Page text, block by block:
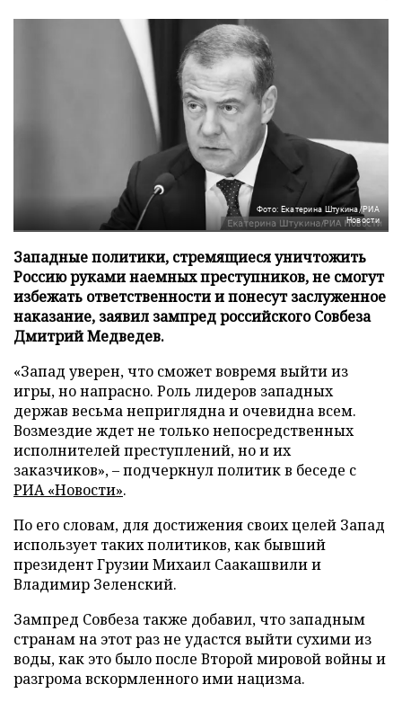
Фото: Екатерина Штукина/РИА
Новости
Западные политики, стремящиеся уничтожить
Россию руками наемных преступников, не смогут
избежать ответственности и понесут заслуженное
наказание, заявил зампред российского Совбеза
Дмитрий Медведев.
«Запад уверен, что сможет вовремя выйти из
игры, но напрасно. Роль лидеров западных
держав весьма неприглядна и очевидна всем.
Возмездие ждет не только непосредственных
исполнителей преступлений, но и их
заказчиков», – подчеркнул политик в беседе с
РИА «Новости».
По его словам, для достижения своих целей Запад
использует таких политиков, как бывший
президент Грузии Михаил Саакашвили и
Владимир Зеленский.
Зампред Совбеза также добавил, что западным
странам на этот раз не удастся выйти сухими из
воды, как это было после Второй мировой войны и
разгрома вскормленного ими нацизма.